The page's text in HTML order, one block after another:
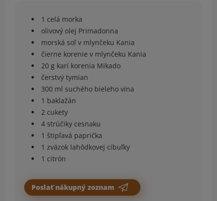
1 celá morka
olivový olej Primadonna
morská soľ v mlynčeku Kania
čierne korenie v mlynčeku Kania
20 g karí korenia Mikado
čerstvý tymian
300 ml suchého bieleho vína
1 baklažán
2 cukety
4 strúčiky cesnaku
1 štipľavá paprička
1 zväzok lahôdkovej cibuľky
1 citrón
Poslať nákupný zoznam